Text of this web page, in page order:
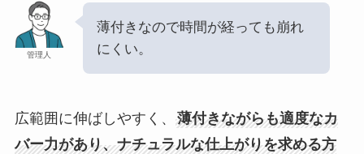
管理人
薄付きなので時間が経っても崩れ
にくい。
広範囲に伸ばしやすく、 薄付きながらも適度なカ
バー力があり、ナチュラルな仕上がりを求める方